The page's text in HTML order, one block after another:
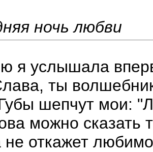
ночь любви
я услышала
ты
шепчут мои:
можно
не откажет